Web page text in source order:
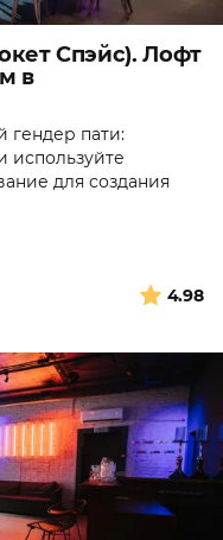
Спэйс). Лофт
в
гендер пати:
используйте
для создания
4.98